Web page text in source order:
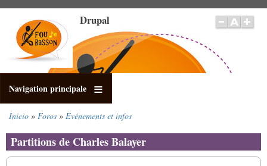
contenido
principal
Drupal
Navigation principale
enlaces
de
Inicio Foros Evénements et infos
Partitions de Charles Balayer